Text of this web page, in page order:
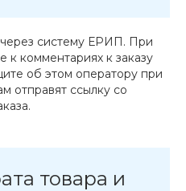
систему ЕРИП. При
к комментариях к заказу
об этом оператору при
отправят ссылку со
товара и